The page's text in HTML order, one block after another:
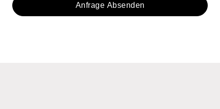
Anfrage Absenden